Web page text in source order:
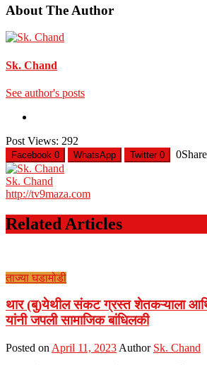
About The Author
Sk. Chand
See author's posts
Post Views: 292
Facebook 0 WhatsApp Twitter 0 0
Sk. Chand
http://tv9maza.com
Related Articles
ताज्या घडामोडी
थार (बु)येथील संकट ग्रस्त शेतकऱ्याला
यांनी जपली सामाजिक बांधिलकी
Posted on April 11, 2023 Author Sk. Chand